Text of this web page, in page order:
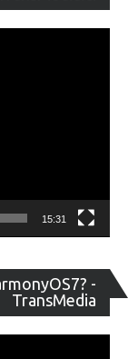
15:31
-
TransMedia
de